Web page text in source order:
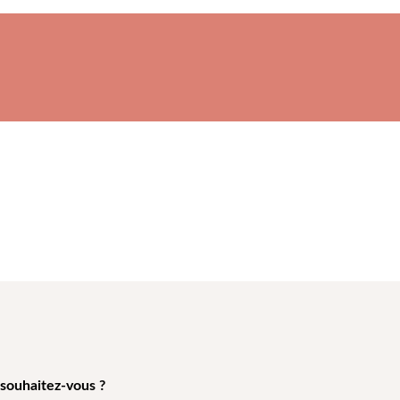
vous ?